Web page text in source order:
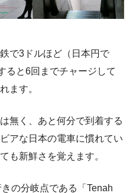
で3ドルほど（日本円で
ると6回までチャージして
ます。
無く、あと何分で到着する
アな日本の電車に慣れてい
も新鮮さを覚えます。
の分岐点である「Tenah